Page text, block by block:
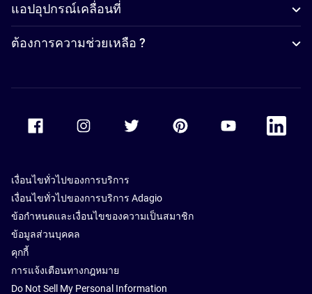
แอปอุปกรณ์เคลื่อนที่
ต้องการความช่วยเหลือ ?
Accor Facebook Accor TwitterAccor PinterestAccor Youtube
Accor
เงื่อนไขทั่วไปของการบริการ
เงื่อนไขทั่วไปของการบริการ Adagio
ข้อกำหนดและเงื่อนไขของความเป็นสมาชิก
ข้อมูลส่วนบุคคล
คุกกี้
การแจ้งเตือนทางกฎหมาย
Do Not Sell My Personal Information